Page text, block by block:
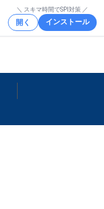
＼ スキマ時間でSPI対策 ／
開く インストール